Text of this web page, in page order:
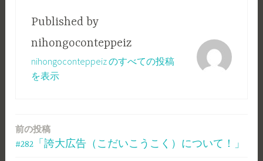
Published by
nihongoconteppeiz
nihongoconteppeiz のすべての投稿
を表示
投
前の投稿
#282「誇大広告（こだいこうこく）について！」